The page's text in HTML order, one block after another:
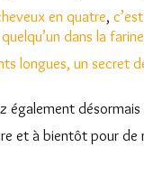
en quatre,
dans la farine
longues, un secret
également
et à bientôt pour de